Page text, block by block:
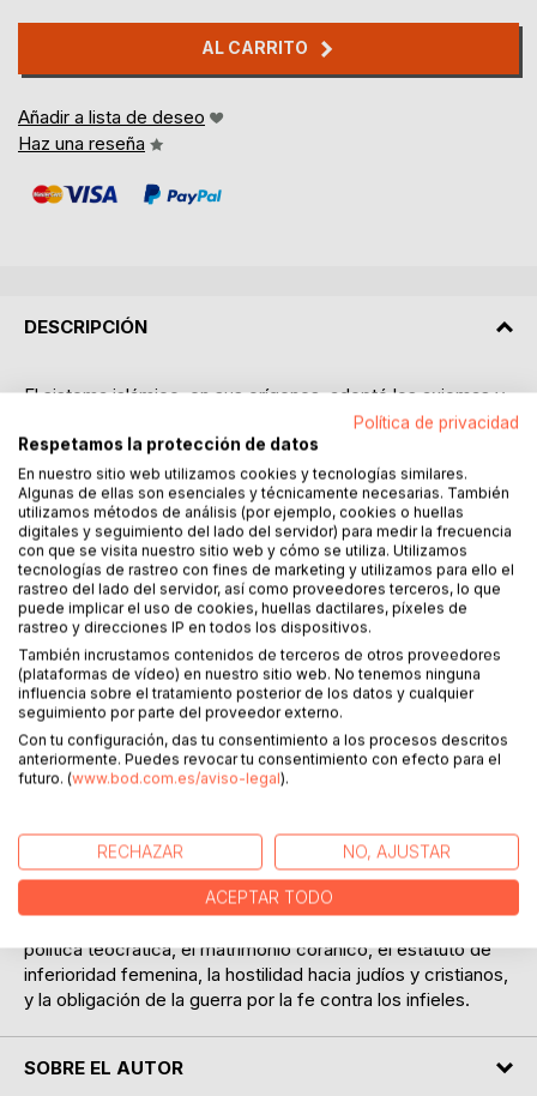
AL CARRITO
Añadir a lista de deseo
Haz una reseña
DESCRIPCIÓN
El sistema islámico, en sus orígenes, adoptó los axiomas y
numerosos temas del judaísmo, con sus escrituras y su
lenguaje religioso. Y luego, tras su ruptura con el judaísmo,
los reorganizó para autonomizarse. En este libro, la
investigación se centra sobre todo en textos, y analiza
cuestiones históricas, antropológicas, filosóficas y
teológicas, típicas del islamismo como sistema. El respeto
a las personas no puede implicar que se desista del
examen crítico de cualquier sistema de ideas. No sería
responsable intelectualmente callar lo que la realidad exige
que se diga, ni tergiversar los significados mediante una
hermenéutica más pendiente de los intereses que de la
verdad.
Estas páginas desarrollan un examen histórico-crítico de
los componentes míticos, rituales y éticos del sistema
islámico. La primera parte estudia, en el Corán, las figuras
rezos, tributos, ayunos, peregrinaciones, circuncisiones,
múltiples prohibiciones y prescripciones alimentarias e
indumentarias, sacrificios animales y humanos. Y la tercera
parte profundiza en las normas prácticas que rigen la
política teocrática, el matrimonio coránico, el estatuto de
inferioridad femenina, la hostilidad hacia judíos y cristianos,
y la obligación de la guerra por la fe contra los infieles.
SOBRE EL AUTOR
Política de privacidad
Respetamos la protección de datos
En nuestro sitio web utilizamos cookies y tecnologías similares.
Algunas de ellas son esenciales y técnicamente necesarias. También
utilizamos métodos de análisis (por ejemplo, cookies o huellas
digitales y seguimiento del lado del servidor) para medir la frecuencia
con que se visita nuestro sitio web y cómo se utiliza. Utilizamos
tecnologías de rastreo con fines de marketing y utilizamos para ello el
rastreo del lado del servidor, así como proveedores terceros, lo que
puede implicar el uso de cookies, huellas dactilares, píxeles de
rastreo y direcciones IP en todos los dispositivos.
También incrustamos contenidos de terceros de otros proveedores
(plataformas de vídeo) en nuestro sitio web. No tenemos ninguna
influencia sobre el tratamiento posterior de los datos y cualquier
seguimiento por parte del proveedor externo.
Con tu configuración, das tu consentimiento a los procesos descritos
anteriormente. Puedes revocar tu consentimiento con efecto para el
futuro. (www.bod.com.es/aviso-legal).
RECHAZAR NO, AJUSTAR
ACEPTAR TODO